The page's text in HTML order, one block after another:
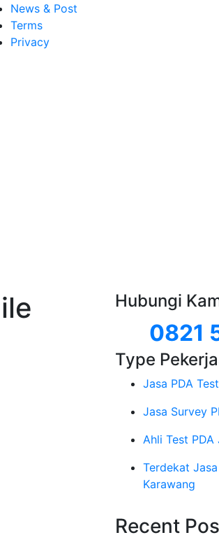
News & Post
Terms
Privacy
Hubungi
0821
Type
Jasa PDA
Jasa Survey
Ahli Test
Terdekat
Karawang
Recent